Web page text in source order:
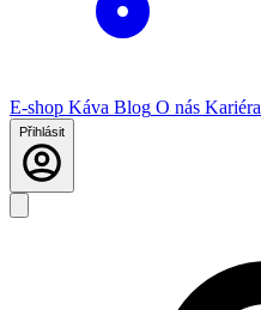
E-shop Káva Blog O nás Kariéra
Přihlásit